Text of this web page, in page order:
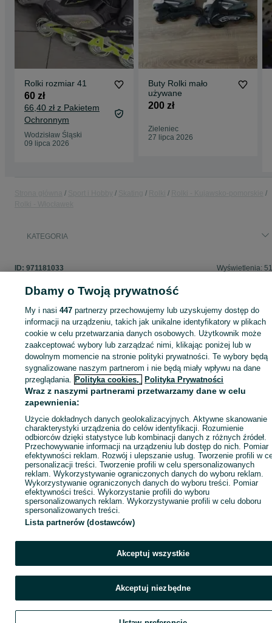
Rolki rozmiar 41
60 zł
66,40 zł z Pakietem
Ochronnym
Wodzisław Śląski
09 lipca 2026
Buty Rolki mało
używane
200 zł
Zieleniec
27 lipca 2026
KATEGORIA
ID: 971181033 Wyświetlenia:
Zaloguj się lub załóż konto na OLX, aby skontaktować się z
sprzedającym
Zaloguj się / Załóż konto
Dbamy o Twoją prywatność
My i nasi447 partnerzy przechowujemy lub uzyskujemy dostęp do
informacji na urządzeniu, takich jak unikalne identyfikatory w plikach
cookie w celu przetwarzania danych osobowych. Użytkownik może
zaakceptować wybory lub zarządzać nimi, klikając poniżej lub w
dowolnym momencie na stronie polityki prywatności. Te wybory będą
sygnalizowane naszym partnerom i nie będą miały wpływu na dane
przeglądania. Polityka cookies, Polityka Prywatności
Wraz z naszymi partnerami przetwarzamy dane w celu
zapewnienia:
Użycie dokładnych danych geolokalizacyjnych. Aktywne skanowanie
charakterystyki urządzenia do celów identyfikacji. Rozumienie
odbiorców dzięki statystyce lub kombinacji danych z różnych źródeł.
Przechowywanie informacji na urządzeniu lub dostęp do nich. Pomiar
efektywności reklam. Rozwój i ulepszanie usług. Tworzenie profili w
personalizacji treści. Tworzenie profili w celu spersonalizowanych
reklam. Wykorzystywanie ograniczonych danych do wyboru reklam.
Wykorzystywanie ograniczonych danych do wyboru treści. Pomiar
efektywności treści. Wykorzystanie profili do wyboru
spersonalizowanych reklam. Wykorzystywanie profili w celu doboru
spersonalizowanych treści.
Lista partnerów (dostawców)
Akceptuj wszystkie
Akceptuj niezbędne